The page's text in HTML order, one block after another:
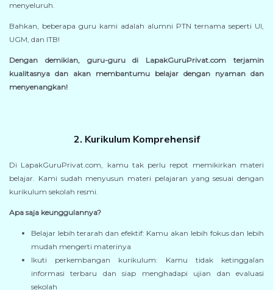
menyeluruh.
Bahkan, beberapa guru kami adalah alumni PTN ternama seperti UI,
UGM, dan ITB!
Dengan demikian, guru-guru di LapakGuruPrivat.com terjamin
kualitasnya dan akan membantumu belajar dengan nyaman dan
menyenangkan!
2. Kurikulum Komprehensif
Di LapakGuruPrivat.com, kamu tak perlu repot memikirkan materi
belajar. Kami sudah menyusun materi pelajaran yang sesuai dengan
kurikulum sekolah resmi.
Apa saja keunggulannya?
Belajar lebih terarah dan efektif: Kamu akan lebih fokus dan lebih
mudah mengerti materinya
Ikuti perkembangan kurikulum: Kamu tidak ketinggalan
informasi terbaru dan siap menghadapi ujian dan evaluasi
sekolah